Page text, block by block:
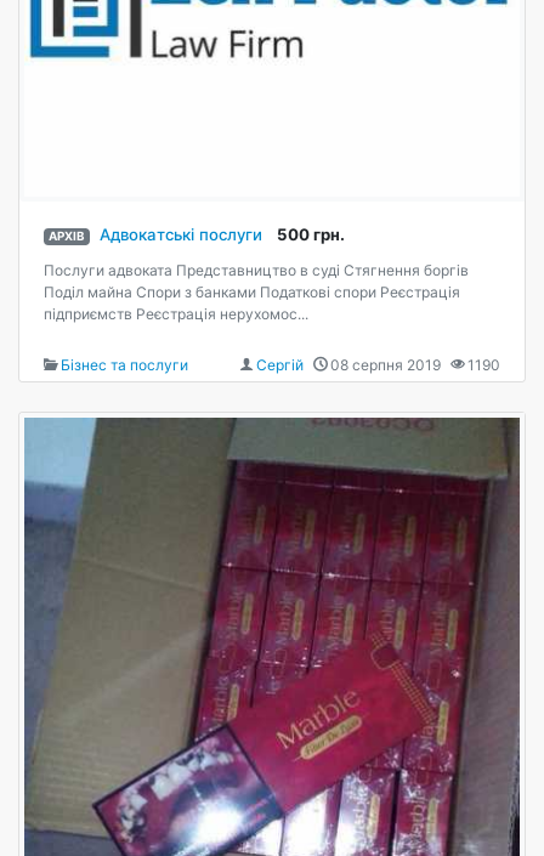
АРХІВ Адвокатські послуги 500 грн.
Послуги адвоката Представництво в суді Стягнення боргів
Поділ майна Спори з банками Податкові спори Реєстрація
підприємств Реєстрація нерухомос...
Бізнес та послуги 1190
08 серпня 2019
Сергій